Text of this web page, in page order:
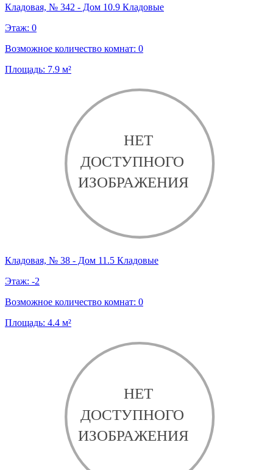
Кладовая, № 342 - Дом 10.9 Кладовые
Этаж: 0
Возможное количество комнат: 0
Площадь: 7.9 м²
Кладовая, № 38 - Дом 11.5 Кладовые
Этаж: -2
Возможное количество комнат: 0
Площадь: 4.4 м²